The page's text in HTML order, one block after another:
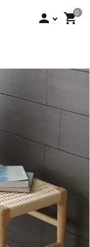
person 0
shopping_cart